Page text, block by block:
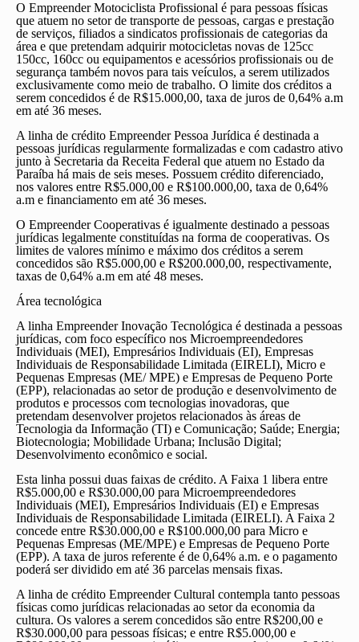
O Empreender Motociclista Profissional é para pessoas físicas
que atuem no setor de transporte de pessoas, cargas e prestação
de serviços, filiados a sindicatos profissionais de categorias da
área e que pretendam adquirir motocicletas novas de 125cc
150cc, 160cc ou equipamentos e acessórios profissionais ou de
segurança também novos para tais veículos, a serem utilizados
exclusivamente como meio de trabalho. O limite dos créditos a
serem concedidos é de R$15.000,00, taxa de juros de 0,64% a.m
em até 36 meses.
A linha de crédito Empreender Pessoa Jurídica é destinada a
pessoas jurídicas regularmente formalizadas e com cadastro ativo
junto à Secretaria da Receita Federal que atuem no Estado da
Paraíba há mais de seis meses. Possuem crédito diferenciado,
nos valores entre R$5.000,00 e R$100.000,00, taxa de 0,64%
a.m e financiamento em até 36 meses.
O Empreender Cooperativas é igualmente destinado a pessoas
jurídicas legalmente constituídas na forma de cooperativas. Os
limites de valores mínimo e máximo dos créditos a serem
concedidos são R$5.000,00 e R$200.000,00, respectivamente,
taxas de 0,64% a.m em até 48 meses.
Área tecnológica
A linha Empreender Inovação Tecnológica é destinada a pessoas
jurídicas, com foco específico nos Microempreendedores
Individuais (MEI), Empresários Individuais (EI), Empresas
Individuais de Responsabilidade Limitada (EIRELI), Micro e
Pequenas Empresas (ME/ MPE) e Empresas de Pequeno Porte
(EPP), relacionadas ao setor de produção e desenvolvimento de
produtos e processos com tecnologias inovadoras, que
pretendam desenvolver projetos relacionados às áreas de
Tecnologia da Informação (TI) e Comunicação; Saúde; Energia;
Biotecnologia; Mobilidade Urbana; Inclusão Digital;
Desenvolvimento econômico e social.
Esta linha possui duas faixas de crédito. A Faixa 1 libera entre
R$5.000,00 e R$30.000,00 para Microempreendedores
Individuais (MEI), Empresários Individuais (EI) e Empresas
Individuais de Responsabilidade Limitada (EIRELI). A Faixa 2
concede entre R$30.000,00 e R$100.000,00 para Micro e
Pequenas Empresas (ME/MPE) e Empresas de Pequeno Porte
(EPP). A taxa de juros referente é de 0,64% a.m. e o pagamento
poderá ser dividido em até 36 parcelas mensais fixas.
A linha de crédito Empreender Cultural contempla tanto pessoas
físicas como jurídicas relacionadas ao setor da economia da
cultura. Os valores a serem concedidos são entre R$200,00 e
R$30.000,00 para pessoas físicas; e entre R$5.000,00 e